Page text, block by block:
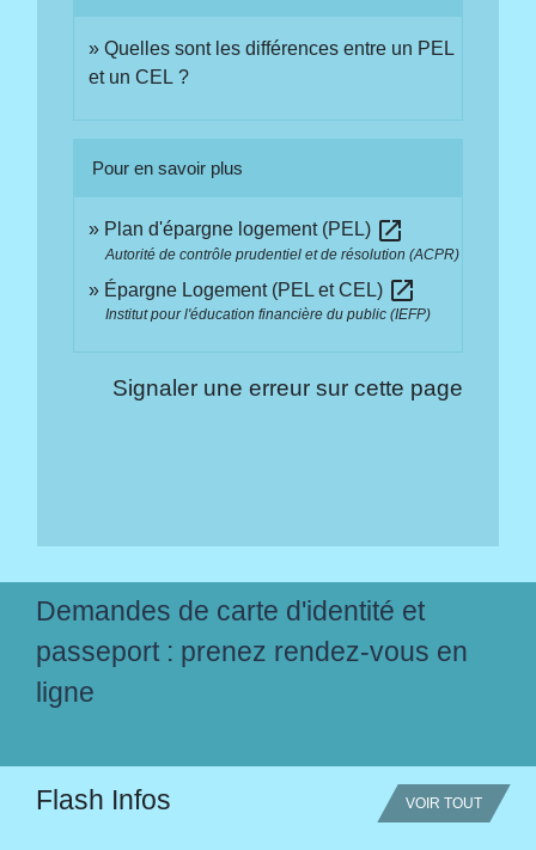
Quelles sont les différences entre un PEL
et un CEL ?
Pour en savoir plus
Plan d'épargne logement (PEL) open_in_new
Autorité de contrôle prudentiel et de résolution (ACPR)
Épargne Logement (PEL et CEL) open_in_new
Institut pour l'éducation financière du public (IEFP)
Signaler une erreur sur cette page
Demandes de carte d'identité et
passeport : prenez rendez-vous en
ligne
Flash Infos VOIR TOUT